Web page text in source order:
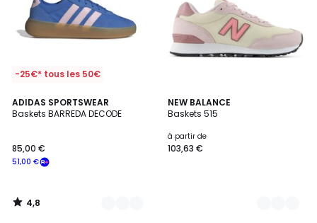
-25€* tous les 50€
ADIDAS SPORTSWEAR
Baskets BARREDA DECODE
51,00 €
85,00 €
4,8
/ 5
3
Couleurs
4,8
/
NEW BALANCE
Baskets 515
à partir de
103,63 €
2
Couleurs